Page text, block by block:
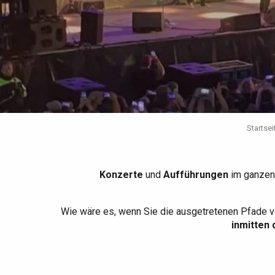
Die gesamte Agenda
Frühling
Wenn es regnet
Unter Freunden
Trendige Orte
Bester Brunch
Restaurants mit
Aufenthalte am Meer
Aufenthalte mit dem
Zug
Fahrradaufenthalte
Konzerte und Aufführungenim
Wie wäre es, wenn Sie die ausgetretenen Pfade
inmitten